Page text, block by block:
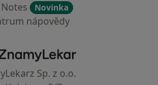
Novinka
nápovědy
ZnamyLekar - Hlavní stránka
Sp. z o.o.